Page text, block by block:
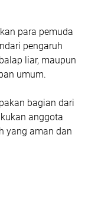
para pemuda
pengaruh
liar, maupun
umum.
bagian dari
anggota
yang aman dan